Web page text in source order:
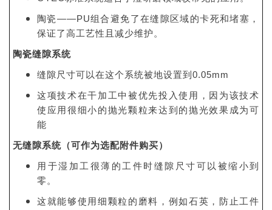
陶瓷——PU组合避免了在缝隙区域的卡死和堵塞，
保证了高工艺性且减少维护。
陶瓷缝隙系统
缝隙尺寸可以在这个系统被地设置到0.05mm
这项技术在干加工中被优先投入使用，因为该技术
使应用很细小的抛光颗粒来达到的抛光效果成为可
能
无缝隙系统（可作为选配附件购买）
用于湿加工很薄的工件时缝隙尺寸可以被缩小到
零。
这就能够使用细颗粒的磨料，例如石英，防止工件